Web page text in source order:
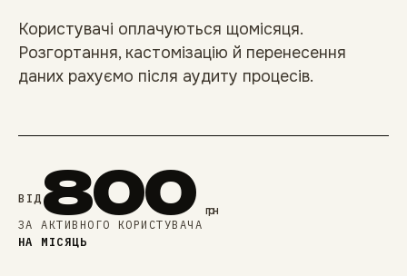
Користувачі оплачуються щомісяця.
Розгортання, кастомізацію й перенесення
даних рахуємо після аудиту процесів.
ВІД800 грн
ЗА АКТИВНОГО КОРИСТУВАЧА
НА МІСЯЦЬ